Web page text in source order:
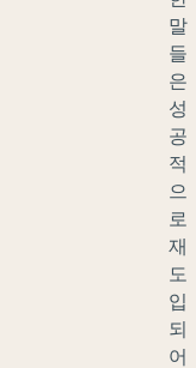
말
들
은
성
공
적
으
로
재
도
입
되
어